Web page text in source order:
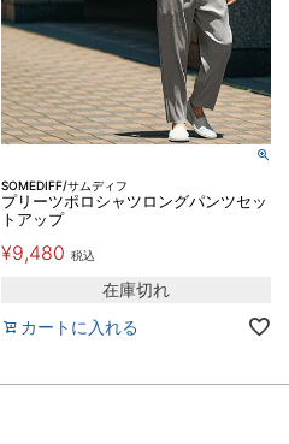
SOMEDIFF/サムディフ
プリーツポロシャツロングパンツセッ
トアップ
¥9,480 税込
在庫切れ
カートに入れる